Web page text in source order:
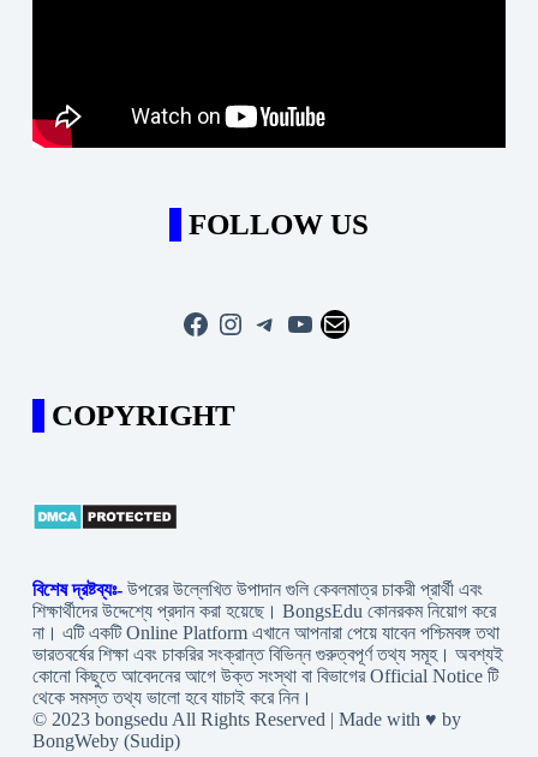
FOLLOW US
Facebook
Instagram
Telegram
YouTube
Mail
COPYRIGHT
বিশেষ দ্রষ্টব্যঃ- উপরের উল্লেখিত উপাদান গুলি কেবলমাত্র চাকরী প্রার্থী এবং
শিক্ষার্থীদের উদ্দেশ্যে প্রদান করা হয়েছে। BongsEdu কোনরকম নিয়োগ করে
না। এটি একটি Online Platform এখানে আপনারা পেয়ে যাবেন পশ্চিমবঙ্গ তথা
ভারতবর্ষের শিক্ষা এবং চাকরির সংক্রান্ত বিভিন্ন গুরুত্বপূর্ণ তথ্য সমূহ। অবশ্যই
কোনো কিছুতে আবেদনের আগে উক্ত সংস্থা বা বিভাগের Official Notice টি
থেকে সমস্ত তথ্য ভালো হবে যাচাই করে নিন।
© 2023 bongsedu All Rights Reserved | Made with ♥ by
BongWeby (Sudip)